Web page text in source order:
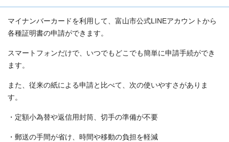
マイナンバーカードを利用して、富山市公式LINEアカウントから
各種証明書の申請ができます。
スマートフォンだけで、いつでもどこでも簡単に申請手続ができ
ます。
また、従来の紙による申請と比べて、次の使いやすさがありま
す。
・定額小為替や返信用封筒、切手の準備が不要
・郵送の手間が省け、時間や移動の負担を軽減